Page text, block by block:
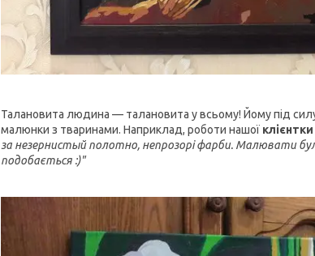
Талановита людина — талановита у всьому! Йому під
малюнки з тваринами. Наприклад, роботи нашої
за незернистый полотно, непрозорі фарби. Малювати
подобається :)"